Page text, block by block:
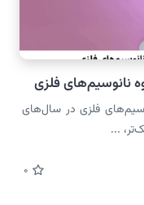
نانوسیم‌های فلزی
فلزی در سال‌های
...
0